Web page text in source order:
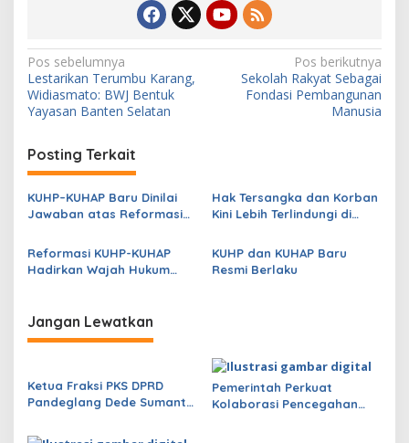
N
a
v
i
g
a
s
i
p
s
Pos sebelumnya
Lestarikan Terumbu Karang,
Widiasmato: BWJ Bentuk
Yayasan Banten Selatan
Pos berikutnya
Sekolah Rakyat Sebagai
Fondasi Pembangunan
Manusia
Posting Terkait
KUHP–KUHAP Baru Dinilai
Jawaban atas Reformasi
Hak Tersangka dan Korban
Kini Lebih Terlindungi di
Reformasi KUHP-KUHAP
Hadirkan Wajah Hukum
KUHP dan KUHAP Baru
Resmi Berlaku
Jangan Lewatkan
Ketua Fraksi PKS DPRD
Pandeglang Dede Sumantri
Narkoba, Ajak Masyarakat
Pemerintah Perkuat
Kolaborasi Pencegahan